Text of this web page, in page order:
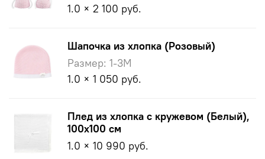
1.0 × 2 100 руб.
Шапочка из хлопка (Розовый)
Размер: 1-3M
1.0 × 1 050 руб.
Плед из хлопка с кружевом (Белый),
100х100 см
1.0 × 10 990 руб.